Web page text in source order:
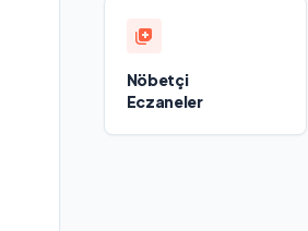
Nöbetçi
Eczaneler